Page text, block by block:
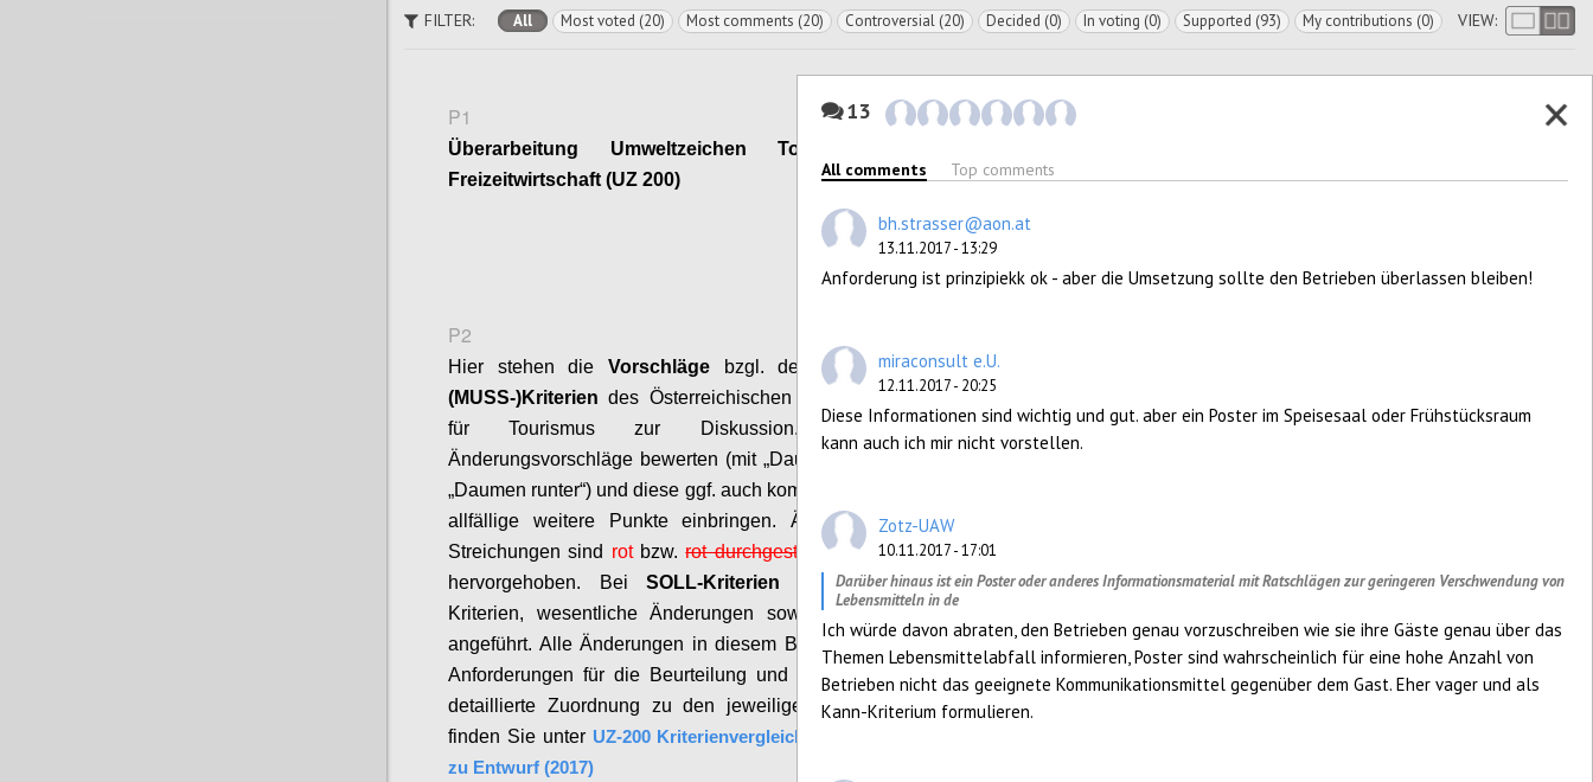
FILTER: All Most voted (20) Most comments (20) Controversial (20) Decided (0) In voting (0) Supported (93) My contributions (0) VIEW:
P1
Configure
Überarbeitung Umweltzeichen Tourismus und
Freizeitwirtschaft (UZ 200)
P2
Hier stehen die Vorschläge bzgl. der überarbeiteten
(MUSS-)Kriteriendes Österreichischen Umweltzeichens
für Tourismus zur Diskussion.Bitte die
Änderungsvorschläge bewerten (mit „Daumen hoch“ bzw.
„Daumen runter“) und diese ggf. auch kommentieren sowie
allfällige weitere Punkte einbringen. Änderungen und
Streichungen sind rot bzw.rot durchgestrichen zusätzlich
hervorgehoben. BeiSOLL-Kriterien sind nur neue
Kriterien, wesentliche Änderungen sowie Streichungen
angeführt. A lle Änderungen in diesem Bereich sowie die
Anforderungen für die Beurteilung und Prüfung und die
detaillierte Zuordnung zu den jeweiligen Betriebstypen
finden Sie unter UZ-200 Kriterienvergleich Vers. 6.1 (2014)
zu Entwurf (2017)
13
All comments Top comments
bh.strasser@aon.at
13.11.2017 - 13:29
Anforderung ist prinzipiekk ok - aber die Umsetzung sollte den Betrieben überlassen bleiben!
miraconsult e.U.
12.11.2017 - 20:25
Diese Informationen sind wichtig und gut. aber ein Poster im Speisesaal oder Frühstücksraum
kann auch ich mir nicht vorstellen.
Zotz-UAW
10.11.2017 - 17:01
Darüber hinaus ist ein Poster oder anderes Informationsmaterial mit Ratschlägen zur geringeren Verschwendung von
Lebensmitteln in de
Ich würde davon abraten, den Betrieben genau vorzuschreiben wie sie ihre Gäste genau über das
Themen Lebensmittelabfall informieren, Poster sind wahrscheinlich für eine hohe Anzahl von
Betrieben nicht das geeignete Kommunikationsmittel gegenüber dem Gast. Eher vager und als
Kann-Kriterium formulieren.